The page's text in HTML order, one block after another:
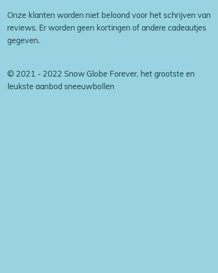
Onze klanten worden niet beloond voor het schrijven van
reviews. Er worden geen kortingen of andere cadeautjes
gegeven.
© 2021 - 2022 Snow Globe Forever, het grootste en
leukste aanbod sneeuwbollen